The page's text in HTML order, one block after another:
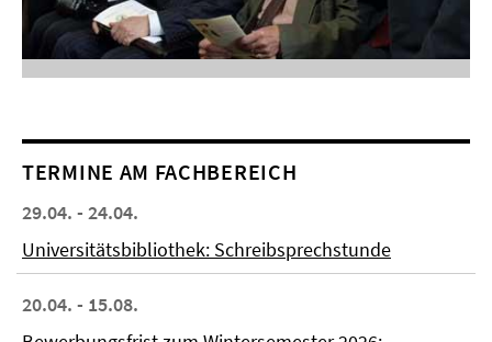
TERMINE AM FACHBEREICH
29.04. - 24.04.
Universitätsbibliothek: Schreibsprechstunde
20.04. - 15.08.